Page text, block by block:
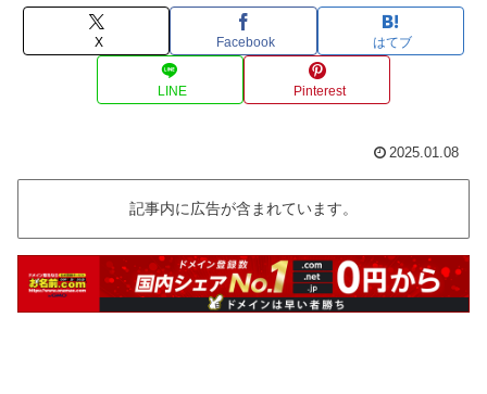
X Facebook はてブ
LINE Pinterest
2025.01.08
記事内に広告が含まれています。